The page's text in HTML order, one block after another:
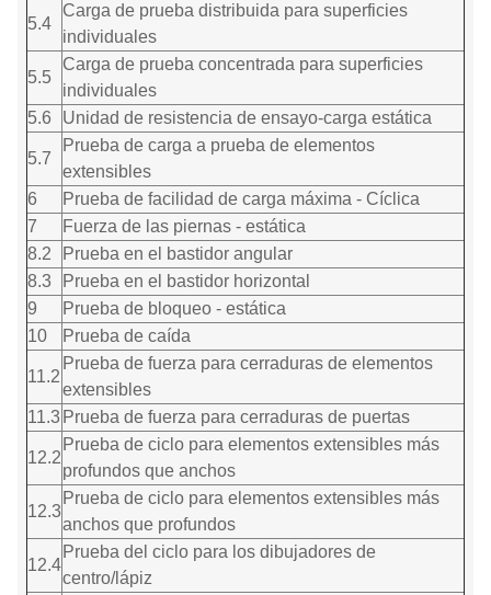
5.4
Carga de prueba distribuida para superficies
individuales
5.5
Carga de prueba concentrada para superficies
individuales
5.6
Unidad de resistencia de ensayo-carga estática
5.7
Prueba de carga a prueba de elementos
extensibles
6
Prueba de facilidad de carga máxima - Cíclica
7
Fuerza de las piernas - estática
8.2
Prueba en el bastidor angular
8.3
Prueba en el bastidor horizontal
9
Prueba de bloqueo - estática
10
Prueba de caída
11.2
Prueba de fuerza para cerraduras de elementos
extensibles
11.3 Prueba de fuerza para cerraduras de puertas
12.2
Prueba de ciclo para elementos extensibles más
profundos que anchos
12.3
Prueba de ciclo para elementos extensibles más
anchos que profundos
12.4
Prueba del ciclo para los dibujadores de
centro/lápiz